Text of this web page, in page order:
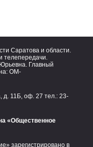
Саратова и области.
телепередачи.
Главный
OM-
д. 11Б, оф. 27 тел.: 23-
«Общественное
зарегистрировано в